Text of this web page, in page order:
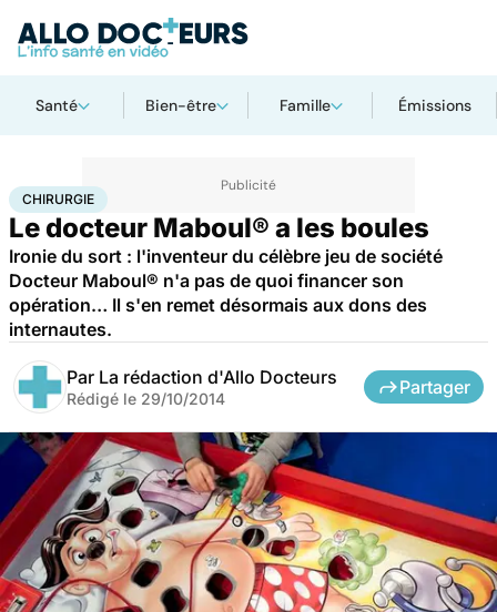
Santé Bien-être Famille Émissions
AccueilSanté Maladies
CHIRURGIE
Le docteur Maboul® a les boules
Ironie du sort : l'inventeur du célèbre jeu de société
Docteur Maboul® n'a pas de quoi financer son
opération… Il s'en remet désormais aux dons des
internautes.
Par La rédaction d'Allo Docteurs
Rédigé le 29/10/2014
Partager